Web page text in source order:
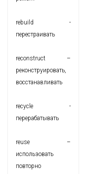
rebuild -
перестраивать
reconstruct –
реконструировать,
восстанавливать
recycle -
перерабатывать
reuse –
использовать
повторно